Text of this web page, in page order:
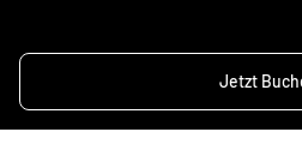
Jetzt